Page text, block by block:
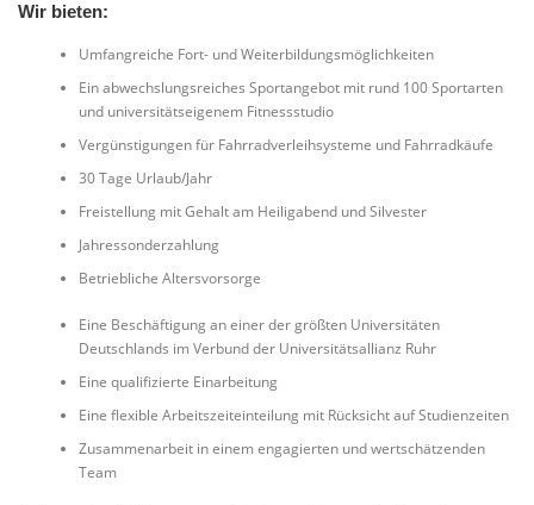
Wir bieten:
Umfangreiche Fort- und Weiterbildungsmöglichkeiten
Ein abwechslungsreiches Sportangebot mit rund 100 Sportarten
und universitätseigenem Fitnessstudio
Vergünstigungen für Fahrradverleihsysteme und Fahrradkäufe
30 Tage Urlaub/Jahr
Freistellung mit Gehalt am Heiligabend und Silvester
Jahressonderzahlung
Betriebliche Altersvorsorge
Eine Beschäftigung an einer der größten Universitäten
Deutschlands im Verbund der Universitätsallianz Ruhr
Eine qualifizierte Einarbeitung
Eine flexible Arbeitszeiteinteilung mit Rücksicht auf Studienzeiten
Zusammenarbeit in einem engagierten und wertschätzenden
Team